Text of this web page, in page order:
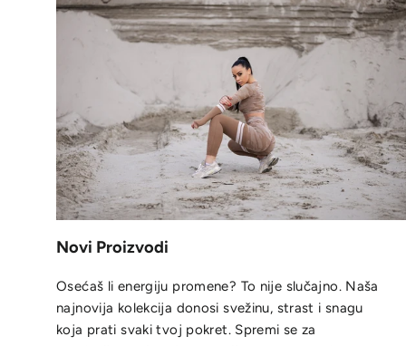
Novi Proizvodi
Osećaš li energiju promene? To nije slučajno. Naša
najnovija kolekcija donosi svežinu, strast i snagu
koja prati svaki tvoj pokret. Spremi se za